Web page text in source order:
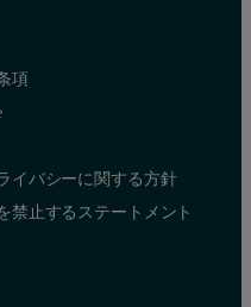
項
イバシーに関する方針
禁止するステートメント